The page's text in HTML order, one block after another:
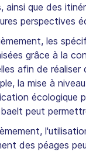
ainsi que des
perspectives
les
grâce à la
afin de
la mise à
écologique
peut
des péages